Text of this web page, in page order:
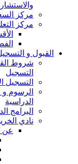
مركز
مركز
القبول و
شروط
التسجيل
التسجيل
الرسوم و
الدراسية
البرامج
نادي
عن